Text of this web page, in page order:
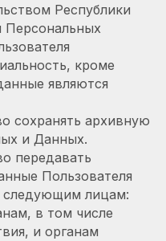
Республики
Персональных
кроме
являются
сохранять архивную
и Данных.
передавать
Пользователя
следующим лицам:
в том числе
и органам